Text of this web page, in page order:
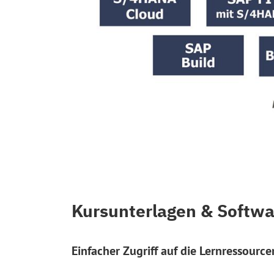
Kursunterlagen &
Einfacher Zugriff auf die